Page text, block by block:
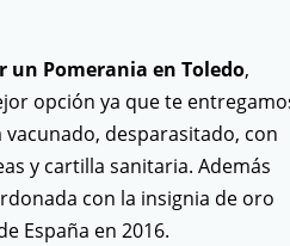
un Pomerania en Toledo,
opción ya que te
vacunado, desparasitado, con
y cartilla sanitaria. Además
con la insignia de oro
España en 2016.